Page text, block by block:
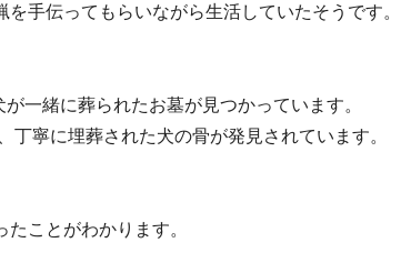
手伝ってもらいながら生活していたそうです。
一緒に葬られたお墓が見つかっています。
丁寧に埋葬された犬の骨が発見されています。
ことがわかります。